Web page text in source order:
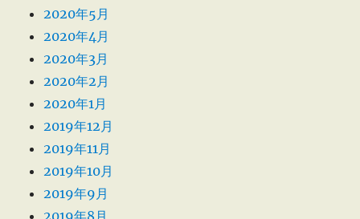
2020年5月
2020年4月
2020年3月
2020年2月
2020年1月
2019年12月
2019年11月
2019年10月
2019年9月
2019年8月